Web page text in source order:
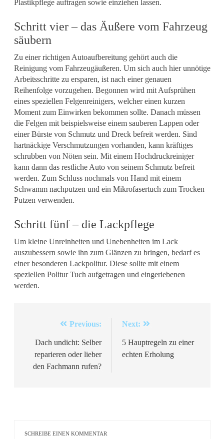
Plastikpflege auftragen sowie einziehen lassen.
Schritt vier – das Äußere vom Fahrzeug
säubern
Zu einer richtigen Autoaufbereitung gehört auch die
Reinigung vom Fahrzeugäußeren. Um sich auch hier unnötige
Arbeitsschritte zu ersparen, ist nach einer genauen
Reihenfolge vorzugehen. Begonnen wird mit Aufsprühen
eines speziellen Felgenreinigers, welcher einen kurzen
Moment zum Einwirken bekommen sollte. Danach müssen
die Felgen mit beispielsweise einem sauberen Lappen oder
einer Bürste von Schmutz und Dreck befreit werden. Sind
hartnäckige Verschmutzungen vorhanden, kann kräftiges
schrubben von Nöten sein. Mit einem Hochdruckreiniger
kann dann das restliche Auto von seinem Schmutz befreit
werden. Zum Schluss nochmals von Hand mit einem
Schwamm nachputzen und ein Mikrofasertuch zum Trocken
Putzen verwenden.
Schritt fünf – die Lackpflege
Um kleine Unreinheiten und Unebenheiten im Lack
auszubessern sowie ihn zum Glänzen zu bringen, bedarf es
einer besonderen Lackpolitur. Diese sollte mit einem
speziellen Politur Tuch aufgetragen und eingeriebenen
werden.
Beitragsnavigation
Previous:
Dach undicht: Selber
reparieren oder lieber
den Fachmann rufen?
Next:
5 Hauptregeln zu einer
echten Erholung
SCHREIBE EINEN KOMMENTAR